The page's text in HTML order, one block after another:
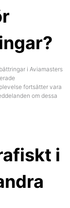
i Aviamasters
fortsätter vara
om dessa
i